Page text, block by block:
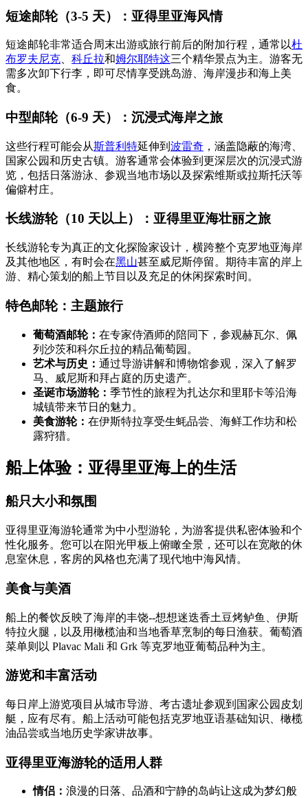
短途邮轮（3-5 天）：亚得里亚海风情
短途邮轮非常适合周末出游或旅行前后的附加行程，通常以杜
布罗夫尼克
科丘拉和姆尔耶特这三个精华景点为主。游客无
需多次卸下行李，即可尽情享受跳岛游、海岸漫步和海上美
食。
中型邮轮（6-9 天）：沉浸式海岸之旅
这些行程可能会从斯普利特延伸到 波雷奇 ，涵盖隐蔽的海湾、
国家公园和历史古镇。游客通常会体验到更深层次的沉浸式游
览，包括日落游泳、参观当地市场以及探索维斯或拉斯托沃等
偏僻村庄。
长线游轮（10 天以上）：亚得里亚海壮丽之旅
长线游轮专为真正的文化探险家设计，横跨整个克罗地亚海岸
及其他地区，有时会在黑山甚至威尼斯停留。期待丰富的岸上
游、精心策划的船上节目以及充足的休闲探索时间。
特色邮轮：主题旅行
葡萄酒邮轮： 在专家侍酒师的陪同下，参观赫瓦尔、佩
列沙茨和科尔丘拉的精品葡萄园。
艺术与历史： 通过导游讲解和博物馆参观，深入了解罗
马、威尼斯和拜占庭的历史遗产。
圣诞市场游轮： 季节性的旅程为扎达尔和里耶卡等沿海
城镇带来节日的魅力。
美食游轮： 在伊斯特拉享受生蚝品尝、海鲜工作坊和松
露狩猎。
船上体验：亚得里亚海上的生活
船只大小和氛围
亚得里亚海游轮通常为中小型游轮，为游客提供私密体验和个
性化服务。您可以在阳光甲板上俯瞰全景，还可以在宽敞的休
息室休息，客房的风格也充满了现代地中海风情。
美食与美酒
船上的餐饮反映了海岸的丰饶--想想迷迭香土豆烤鲈鱼、伊斯
特拉火腿，以及用橄榄油和当地香草烹制的每日渔获。葡萄酒
菜单则以 Plavac Mali 和 Grk 等克罗地亚葡萄品种为主。
游览和丰富活动
每日岸上游览项目从城市导游、考古遗址参观到国家公园皮划
艇，应有尽有。船上活动可能包括克罗地亚语基础知识、橄榄
油品尝或当地历史学家讲故事。
亚得里亚海游轮的适用人群
情侣： 浪漫的日落、品酒和宁静的岛屿让这成为梦幻般